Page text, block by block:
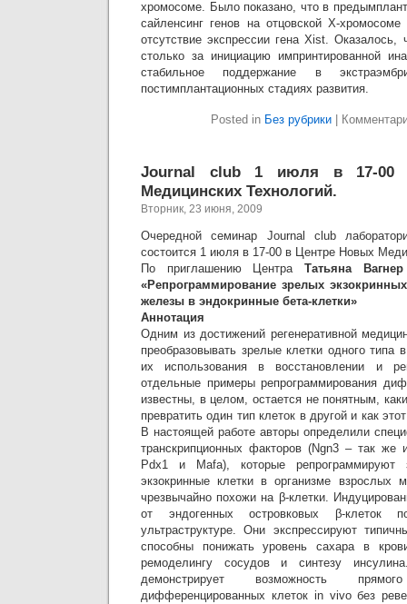
хромосоме. Было показано, что в
сайленсинг генов на отцовской Х-
отсутствие экспрессии гена Xist.
столько за инициацию импринтированной
стабильное поддержание в
постимплантационных стадиях развития.
Posted in Без рубрики
Journal club 1 июля в 17-00
Медицинских Технологий.
Вторник, 23 июня, 2009
Очередной семинар Journal club
состоится 1 июля в 17-00 в Центре Новых
По приглашению ЦентраТатьяна
«Репрограммирование зрелых
железы в эндокринные бета-клетки»
Аннотация
Одним из достижений регенеративной
преобразовывать зрелые клетки одного типа
их использования в восстановлении и
отдельные примеры репрограммирования
известны, в целом, остается не понятным,
превратить один тип клеток в другой и как
В настоящей работе авторы определили
транскрипционных факторов (Ngn3 – так же
Pdx1 и Mafa), которые репрограммируют
экзокринные клетки в организме взрослых
чрезвычайно похожи на β-клетки.
от эндогенных островковых β-
ультраструктуре. Они экспрессируют
способны понижать уровень сахара в
ремоделингу сосудов и синтезу
демонстрирует возможность прямого
дифференцированных клеток in vivo без